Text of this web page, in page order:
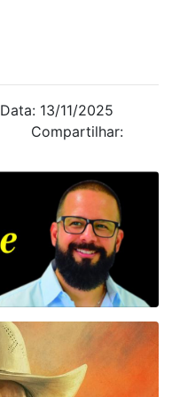
Data: 13/11/2025
Compartilhar: